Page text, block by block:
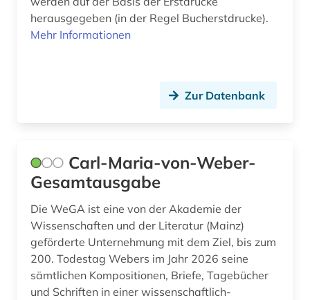
Wirtschaftswissenschaften (0)
Wissenschaftskunde, Forschung, Hochschul-,
herausgegeben (in der Regel Bucherstdrucke).
Mehr Informationen
Zur Datenbank
Carl-Maria-von-Weber-
Gesamtausgabe
Die WeGA ist eine von der Akademie der
Wissenschaften und der Literatur (Mainz)
geförderte Unternehmung mit dem Ziel, bis zum
200. Todestag Webers im Jahr 2026 seine
sämtlichen Kompositionen, Briefe, Tagebücher
und Schriften in einer wissenschaftlich-